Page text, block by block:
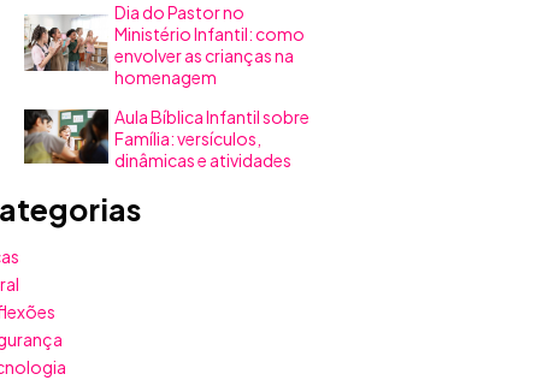
Dia do Pastor no
Ministério Infantil: como
envolver as crianças na
homenagem
Aula Bíblica Infantil sobre
Família: versículos,
dinâmicas e atividades